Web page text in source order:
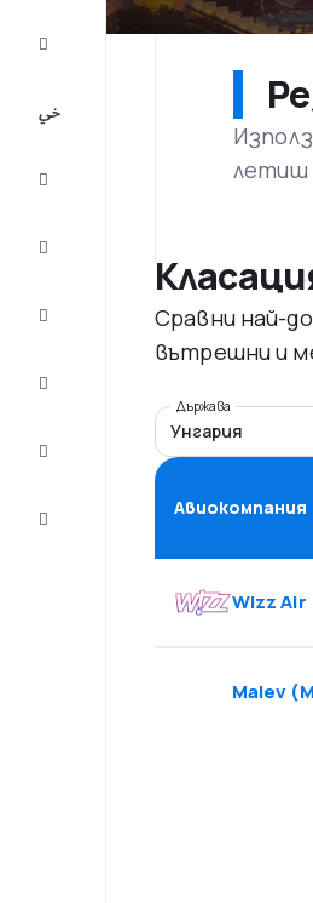
летиш
Сравни най-
вътрешни и
Държава
Унгария
Авиокомпания
Wizz Air
Malev (